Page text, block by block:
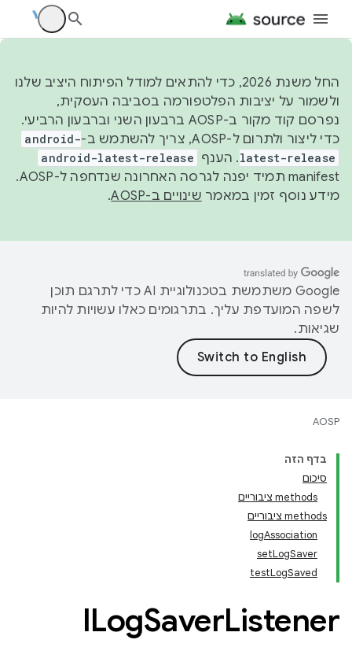
החל משנת 2026, כדי להתאים למודל הפיתוח היציב שלנו
ולשמור על יציבות הפלטפורמה בסביבה העסקית,
נפרסם קוד מקור ב-AOSP ברבעון השני וברבעון הרביעי.
כדי ליצור ולתרום ל-AOSP, צריך להשתמש ב-
android-
latest-release. הענף android-latest-release
manifest תמיד יפנה לגרסה האחרונה שנדחפה ל-AOSP.
מידע נוסף זמין במאמר שינויים ב-AOSP .
‫Google משתמשת בטכנולוגיית AI כדי לתרגם תוכן
לשפה המועדפת עליך. בתרגומים כאלו עשויות להיות
שגיאות.
AOSP
בדף הזה
סיכום
‫methods ציבוריים
‫methods ציבוריים
logAssociation
setLogSaver
testLogSaved
ILogSaverListener